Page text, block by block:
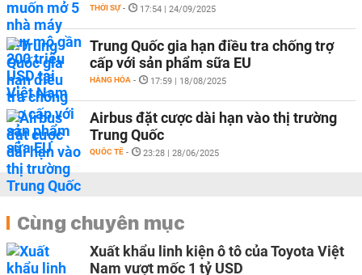
THỜI SỰ - 17:54 | 24/09/2025
Trung Quốc gia hạn điều tra chống trợ
cấp với sản phẩm sữa EU
HÀNG HÓA - 17:59 | 18/08/2025
Airbus đặt cược dài hạn vào thị trường
Trung Quốc
QUỐC TẾ - 23:28 | 28/06/2025
Cùng chuyên mục
Xuất khẩu linh kiện ô tô của Toyota Việt
Nam vượt mốc 1 tỷ USD